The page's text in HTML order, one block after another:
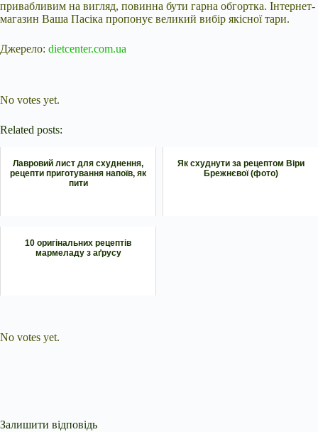
привабливим на вигляд, повинна бути гарна обгортка. Інтернет-
магазин Ваша Пасіка пропонує великий вибір якісної тари.
Джерело: dietcenter.com.ua
No votes yet.
Related posts:
Лавровий лист для схуднення,
рецепти приготування напоїв, як
пити
Як схуднути за рецептом Віри
Брежнєвої (фото)
10 оригінальних рецептів
мармеладу з аґрусу
No votes yet.
Залишити відповідь